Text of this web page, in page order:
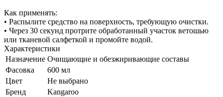
Как применять:
• Распылите средство на поверхность, требующую очистки.
• Через 30 секунд протрите обработанный участок ветошью
или тканевой салфеткой и промойте водой.
Характеристики
Назначение Очищающие и обезжиривающие составы
Фасовка
600 мл
Цвет
Не выбрано
Бренд
Kangaroo